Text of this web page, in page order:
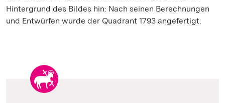
Hintergrund des Bildes hin: Nach seinen Berechnungen
und Entwürfen wurde der Quadrant 1793 angefertigt.